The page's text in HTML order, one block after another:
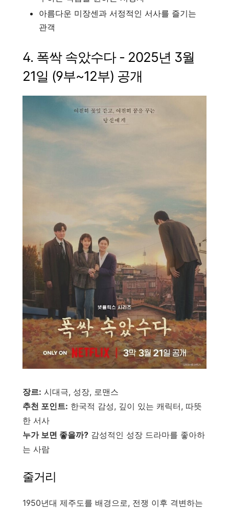
아름다운 미장센과 서정적인 서사를 즐기는
관객
4. 폭싹 속았수다 - 2025년 3월
21일 (9부~12부) 공개
장르: 시대극, 성장, 로맨스
추천 포인트: 한국적 감성, 깊이 있는 캐릭터, 따뜻
한 서사
누가 보면 좋을까? 감성적인 성장 드라마를 좋아하
는 사람
줄거리
1950년대 제주도를 배경으로, 전쟁 이후 격변하는